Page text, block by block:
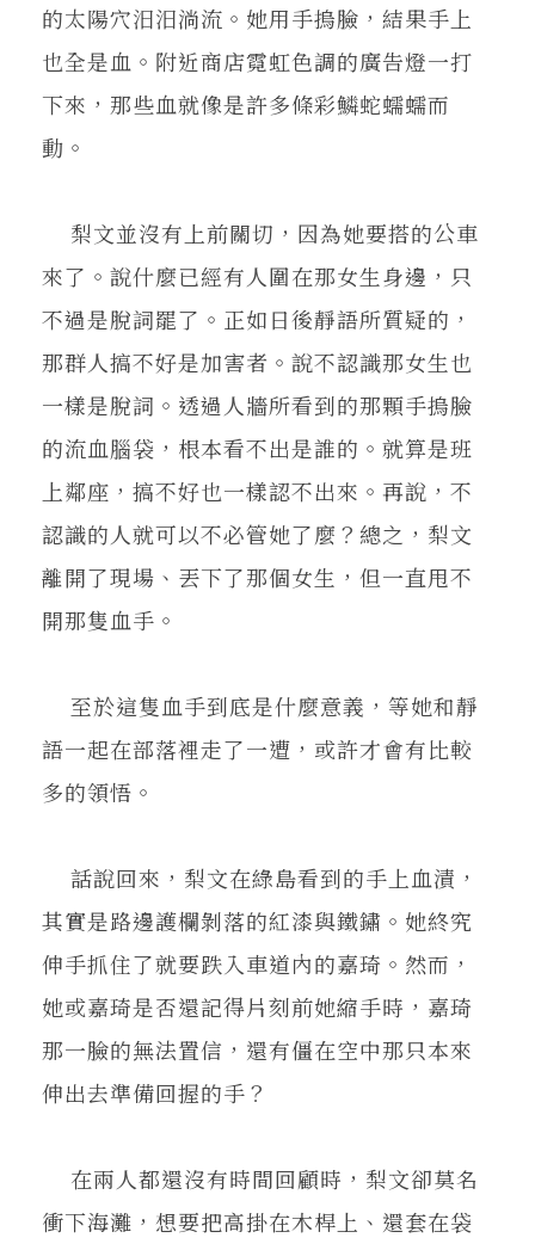
的太陽穴汨汨淌流。她用手摀臉，結果手上
也全是血。附近商店霓虹色調的廣告燈一打
下來，那些血就像是許多條彩鱗蛇蠕蠕而
動。
梨文並沒有上前關切，因為她要搭的公車
來了。說什麼已經有人圍在那女生身邊，只
不過是脫詞罷了。正如日後靜語所質疑的，
那群人搞不好是加害者。說不認識那女生也
一樣是脫詞。透過人牆所看到的那顆手摀臉
的流血腦袋，根本看不出是誰的。就算是班
上鄰座，搞不好也一樣認不出來。再說，不
認識的人就可以不必管她了麼？總之，梨文
離開了現場、丟下了那個女生，但一直甩不
開那隻血手。
至於這隻血手到底是什麼意義，等她和靜
語一起在部落裡走了一遭，或許才會有比較
多的領悟。
話說回來，梨文在綠島看到的手上血漬，
其實是路邊護欄剝落的紅漆與鐵鏽。她終究
伸手抓住了就要跌入車道內的嘉琦。然而，
她或嘉琦是否還記得片刻前她縮手時，嘉琦
那一臉的無法置信，還有僵在空中那只本來
伸出去準備回握的手？
在兩人都還沒有時間回顧時，梨文卻莫名
衝下海灘，想要把高掛在木桿上、還套在袋